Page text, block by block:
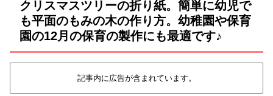
クリスマスツリーの折り紙。簡単に幼児で
も平面のもみの木の作り方。幼稚園や保育
園の12月の保育の製作にも最適です♪
記事内に広告が含まれています。